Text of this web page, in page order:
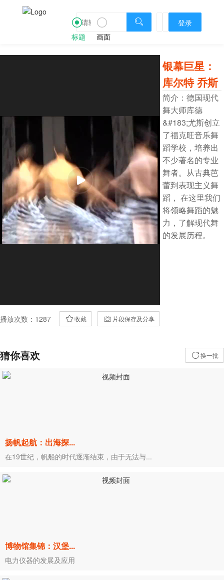
标题 画面
 登录
播放次数：1287 收藏 片段保存及分享
银幕巨星：
库尔特 乔斯
简介：德国现代
舞大师库德
&#183;尤斯创立
了福克旺音乐舞
蹈学校，培养出
不少著名的专业
舞者。从古典芭
蕾到表现主义舞
蹈， 在这里我们
将领略舞蹈的魅
力，了解现代舞
的发展历程。
猜你喜欢 换一批
扬帆起航：出海探...
在19世纪，帆船的时代逐渐结束，由于无法与...
博物馆集锦：汉堡...
电力仪器的发展及应用